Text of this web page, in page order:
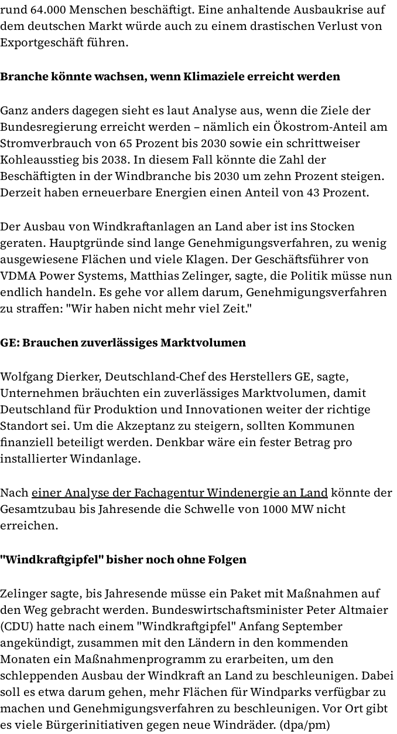
rund 64.000 Menschen beschäftigt. Eine anhaltende Ausbaukrise auf
dem deutschen Markt würde auch zu einem drastischen Verlust von
Exportgeschäft führen.
Branche könnte wachsen, wenn Klimaziele erreicht werden
Ganz anders dagegen sieht es laut Analyse aus, wenn die Ziele der
Bundesregierung erreicht werden – nämlich ein Ökostrom-Anteil am
Stromverbrauch von 65 Prozent bis 2030 sowie ein schrittweiser
Kohleausstieg bis 2038. In diesem Fall könnte die Zahl der
Beschäftigten in der Windbranche bis 2030 um zehn Prozent steigen.
Derzeit haben erneuerbare Energien einen Anteil von 43 Prozent.
Der Ausbau von Windkraftanlagen an Land aber ist ins Stocken
geraten. Hauptgründe sind lange Genehmigungsverfahren, zu wenig
ausgewiesene Flächen und viele Klagen. Der Geschäftsführer von
VDMA Power Systems, Matthias Zelinger, sagte, die Politik müsse nun
endlich handeln. Es gehe vor allem darum, Genehmigungsverfahren
zu straffen: "Wir haben nicht mehr viel Zeit."
GE: Brauchen zuverlässiges Marktvolumen
Wolfgang Dierker, Deutschland-Chef des Herstellers GE, sagte,
Unternehmen bräuchten ein zuverlässiges Marktvolumen, damit
Deutschland für Produktion und Innovationen weiter der richtige
Standort sei. Um die Akzeptanz zu steigern, sollten Kommunen
finanziell beteiligt werden. Denkbar wäre ein fester Betrag pro
installierter Windanlage.
Nach einer Analyse der Fachagentur Windenergie an Landkönnte der
Gesamtzubau bis Jahresende die Schwelle von 1000 MW nicht
erreichen.
"Windkraftgipfel" bisher noch ohne Folgen
Zelinger sagte, bis Jahresende müsse ein Paket mit Maßnahmen auf
den Weg gebracht werden. Bundeswirtschaftsminister Peter Altmaier
(CDU) hatte nach einem "Windkraftgipfel" Anfang September
angekündigt, zusammen mit den Ländern in den kommenden
Monaten ein Maßnahmenprogramm zu erarbeiten, um den
schleppenden Ausbau der Windkraft an Land zu beschleunigen. Dabei
soll es etwa darum gehen, mehr Flächen für Windparks verfügbar zu
machen und Genehmigungsverfahren zu beschleunigen. Vor Ort gibt
es viele Bürgerinitiativen gegen neue Windräder. (dpa/pm)